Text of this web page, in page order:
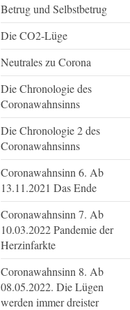
Betrug und Selbstbetrug
Die CO2-Lüge
Neutrales zu Corona
Die Chronologie des
Coronawahnsinns
Die Chronologie 2 des
Coronawahnsinns
Coronawahnsinn 6. Ab
13.11.2021 Das Ende
Coronawahnsinn 7. Ab
10.03.2022 Pandemie der
Herzinfarkte
Coronawahnsinn 8. Ab
08.05.2022. Die Lügen
werden immer dreister